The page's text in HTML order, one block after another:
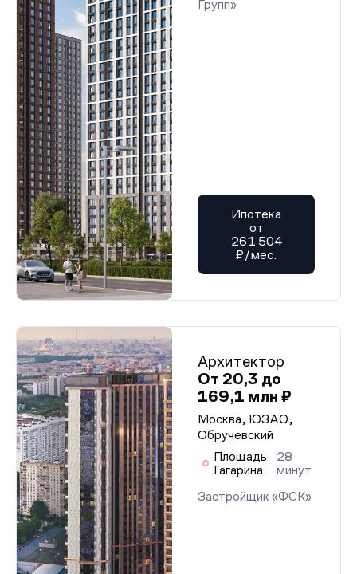
Групп»
Ипотека
от
261 504
₽/мес.
Архитектор
От 20,3 до
169,1 млн ₽
Москва, ЮЗАО,
Обручевский
Площадь
Гагарина
28
минут
Застройщик «ФСК»